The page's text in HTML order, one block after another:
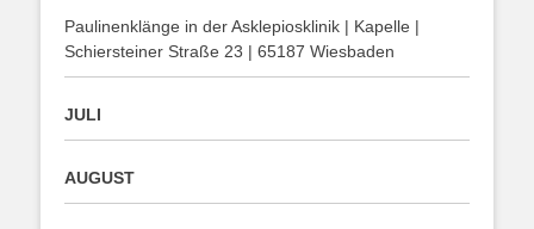
Paulinenklänge in der Asklepiosklinik | Kapelle |
Schiersteiner Straße 23 | 65187 Wiesbaden
JULI
AUGUST